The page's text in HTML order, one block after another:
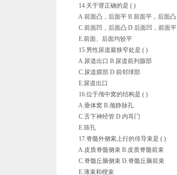
14.关于肾正确的是 ( )
A.前面凸，后面平 B.前面平，后面凸
C.前面凹，后面凸 D.后面凹，前面平
E.前面、后面均较平
15.男性尿道最狭窄处是 ( )
A.尿道出口 B.尿道前列腺部
C.尿道膜部 D.前邻球部
E.尿道出口
16.位于颅中窝的结构是 ( )
A.垂体窝 B.颈静脉孔
C.舌下神经管 D.内耳门
E.筛孔
17.脊髓外侧索上行的传导束是 ( )
A.皮质脊髓侧束 B.皮质脊髓前束
C.脊髓丘脑侧束 D.脊髓丘脑前束
E.薄束和楔束